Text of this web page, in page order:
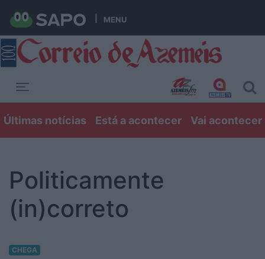
MENU
Últimas notícias Está a acontecer Vai acontecer
Politicamente
(in)correto
CHEGA